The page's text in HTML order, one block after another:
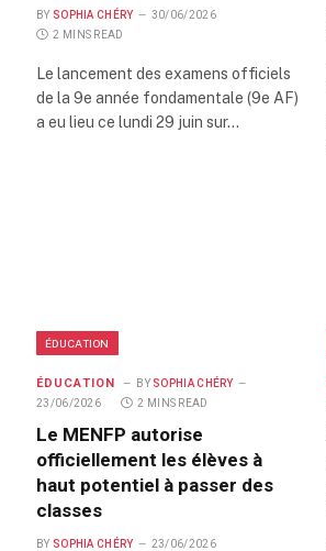
BY SOPHIA CHÉRY
30/06/2026
2 MINS READ
Le lancement des examens officiels
de la 9e année fondamentale (9e AF)
a eu lieu ce lundi 29 juin sur…
ÉDUCATION
ÉDUCATION BY SOPHIA CHÉRY
23/06/2026
2 MINS READ
Le MENFP autorise
officiellement les élèves à
haut potentiel à passer des
classes
BY SOPHIA CHÉRY
23/06/2026